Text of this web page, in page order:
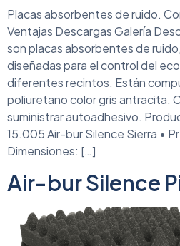
Placas absorbentes de ruido.
Ventajas Descargas Galería
son placas absorbentes de
diseñadas para el control del
diferentes recintos. Están
poliuretano color gris antracita.
suministrar autoadhesivo.
15.005 Air-bur Silence Sierra •
Dimensiones: […]
Air-bur Silence